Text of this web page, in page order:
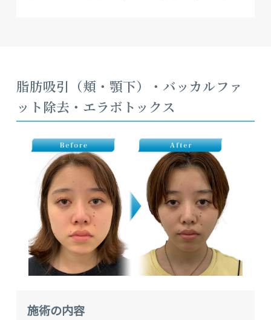
脂肪吸引（頬・顎下）・バッカルファ
ット除去・エラボトックス
施術の内容